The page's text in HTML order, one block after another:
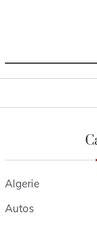
Algerie
Autos